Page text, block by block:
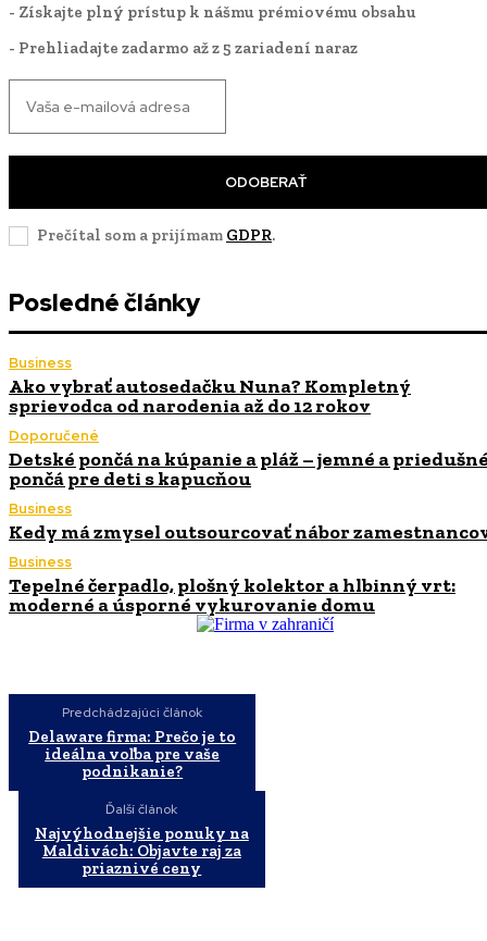
- Získajte plný prístup k nášmu prémiovému obsahu
- Prehliadajte zadarmo až z 5 zariadení naraz
ODOBERAŤ
Prečítal som a prijímam GDPR.
Posledné články
Business
Ako vybrať autosedačku Nuna? Kompletný
sprievodca od narodenia až do 12 rokov
Doporučené
Detské pončá na kúpanie a pláž – jemné a
pončá pre deti s kapucňou
Business
Kedy má zmysel outsourcovať nábor
Business
Tepelné čerpadlo, plošný kolektor a hlbinný vrt:
moderné a úsporné vykurovanie domu
Predchádzajúci článok
Delaware firma: Prečo je to
ideálna voľba pre vaše
podnikanie?
Ďalší článok
Najvýhodnejšie ponuky na
Maldivách: Objavte raj za
priaznivé ceny